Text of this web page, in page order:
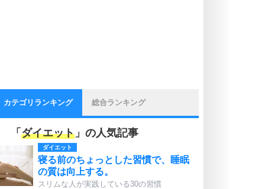
カテゴリランキング 総合ランキング
「 ダイエット 」の人気記事
ダイエット
寝る前のちょっとした習慣で、睡眠
の質は向上する。
スリムな人が実践している30の習慣